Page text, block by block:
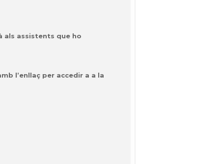
als assistents que ho
l’enllaç per accedir a a la